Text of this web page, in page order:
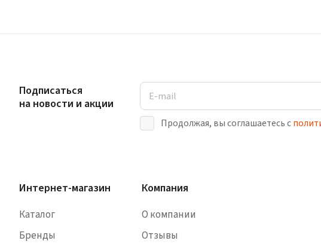
Подписаться
на новости и акции
Продолжая, вы соглашаетесь с
Интернет-магазин
Каталог
Бренды
Компания
О компании
Отзывы